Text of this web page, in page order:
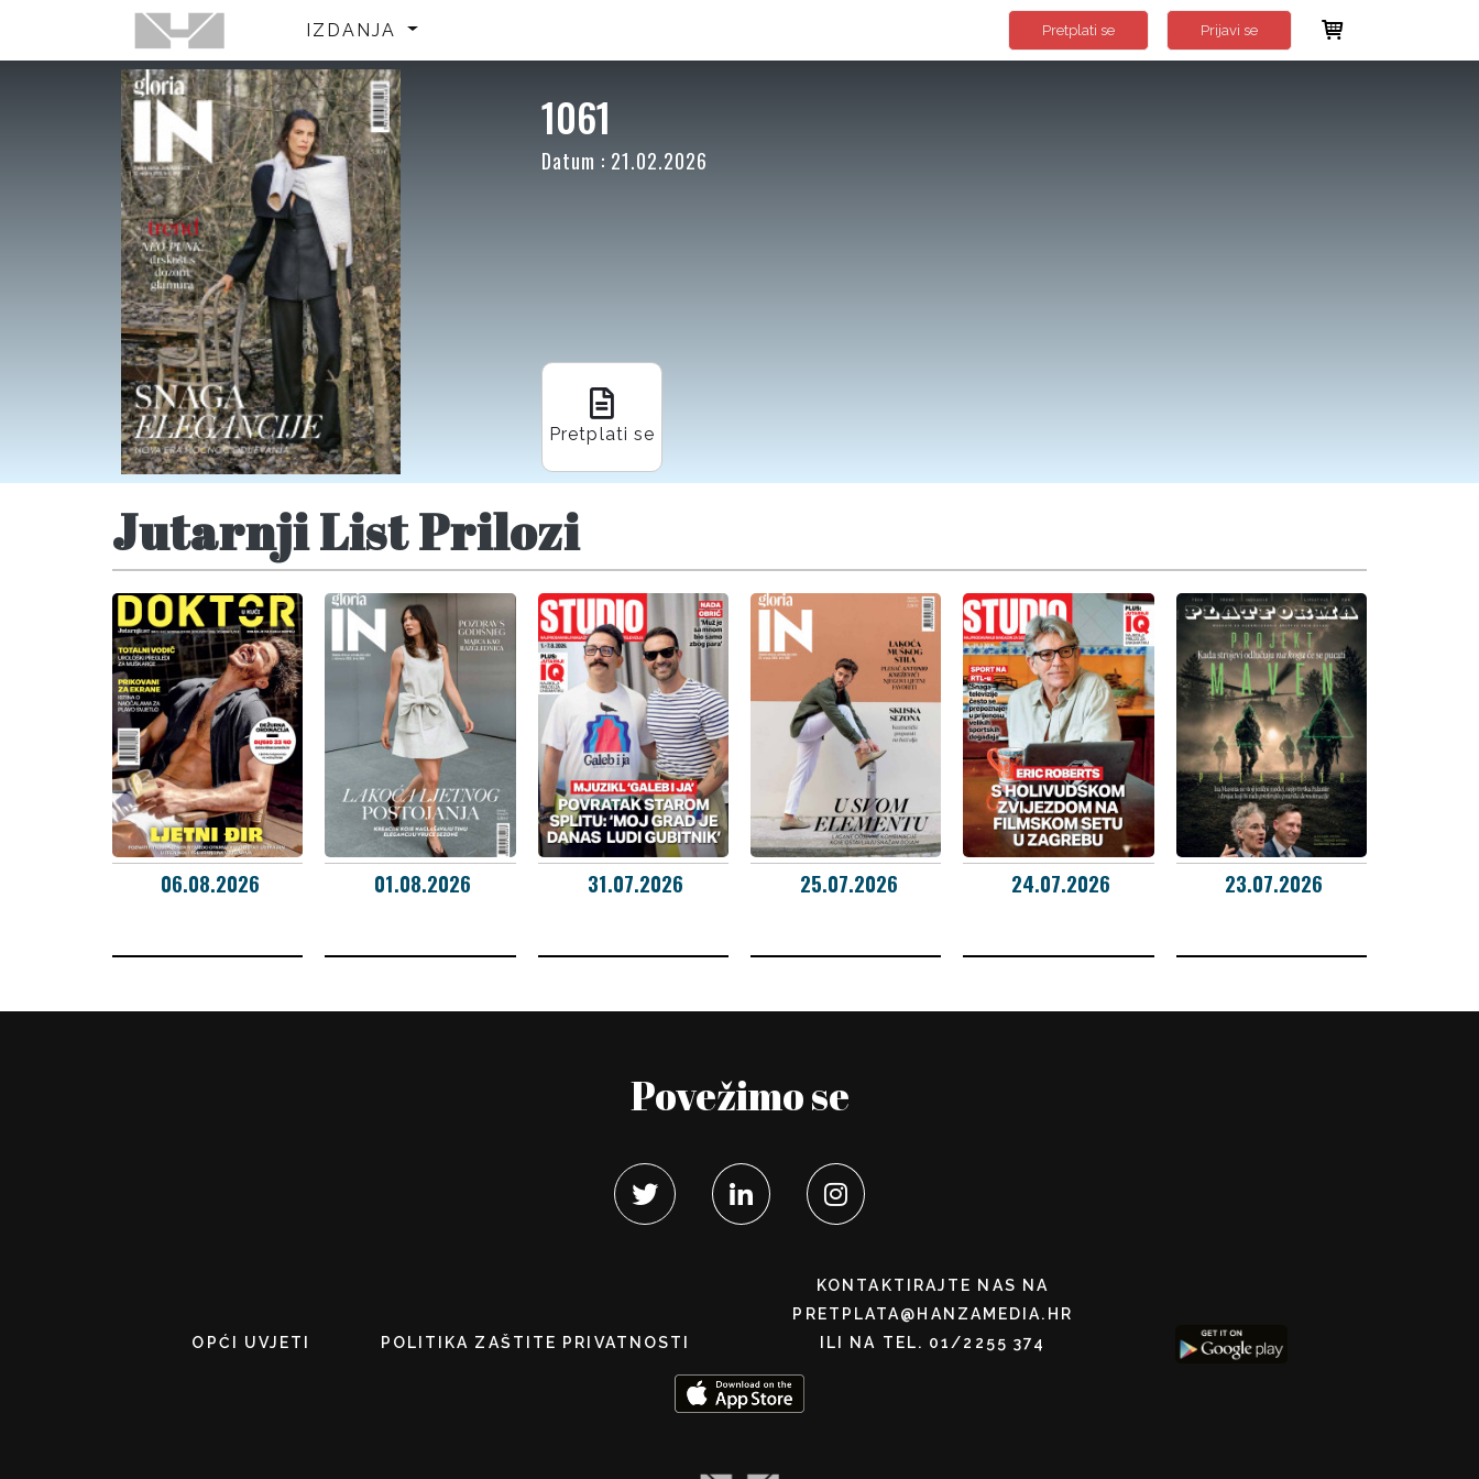
IZDANJA Pretplati se Prijavi se
1061
Datum : 21.02.2026
Pretplati se
Jutarnji List Prilozi
06.08.2026 01.08.2026 31.07.2026 25.07.2026 24.07.2026 23.07.2026
Povežimo se
OPĆI UVJETI POLITIKA ZAŠTITE PRIVATNOSTI
KONTAKTIRAJTE NAS NA
PRETPLATA@HANZAMEDIA.HR
ILI NA TEL. 01/2255 374